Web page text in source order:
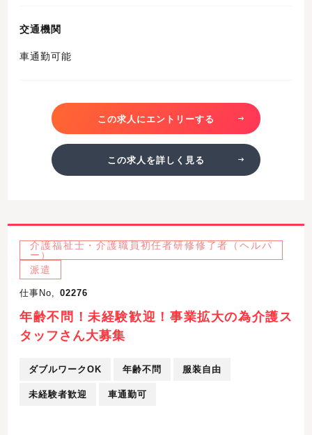
交通機関
車通勤可能
この求人にエントリーする
この求人を詳しく見る
介護福祉士・介護職員初任者研修修了者（ヘルパ
ー）
派遣
仕事No, 02276
年齢不問！未経験歓迎！事業拡大の為介護ス
タッフさん大募集
ダブルワークOK 年齢不問 服装自由
未経験者歓迎 車通勤可